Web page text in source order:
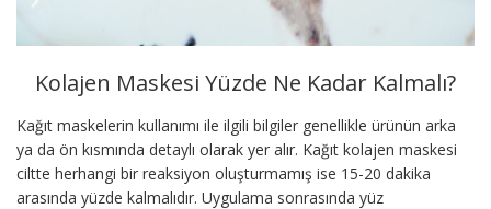
Kolajen Maskesi Yüzde Ne Kadar Kalmalı?
Kağıt maskelerin kullanımı ile ilgili bilgiler genellikle ürünün arka
ya da ön kısmında detaylı olarak yer alır. Kağıt kolajen maskesi
ciltte herhangi bir reaksiyon oluşturmamış ise 15-20 dakika
arasında yüzde kalmalıdır. Uygulama sonrasında yüz